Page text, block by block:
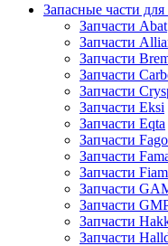
Запасные части
Запчасти Abat
Запчасти
Запчасти
Запчасти
Запчасти
Запчасти Eksi
Запчасти Eqta
Запчасти
Запчасти
Запчасти
Запчасти
Запчасти
Запчасти
Запчасти